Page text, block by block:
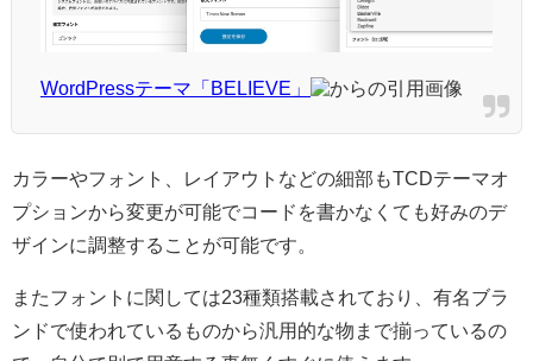
WordPressテーマ「BELIEVE」 からの引用画像
カラーやフォント、レイアウトなどの細部もTCDテーマオ
プションから変更が可能でコードを書かなくても好みのデ
ザインに調整することが可能です。
またフォントに関しては23種類搭載されており、有名ブラ
ンドで使われているものから汎用的な物まで揃っているの